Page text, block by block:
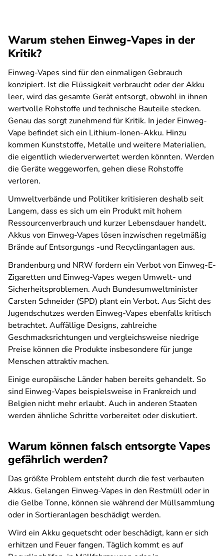
Warum stehen Einweg-Vapes in der
Kritik?
Einweg-Vapes sind für den einmaligen Gebrauch
konzipiert. Ist die Flüssigkeit verbraucht oder der Akku
leer, wird das gesamte Gerät entsorgt, obwohl in ihnen
wertvolle Rohstoffe und technische Bauteile stecken.
Genau das sorgt zunehmend für Kritik. In jeder Einweg-
Vape befindet sich ein Lithium-Ionen-Akku. Hinzu
kommen Kunststoffe, Metalle und weitere Materialien,
die eigentlich wiederverwertet werden könnten. Werden
die Geräte weggeworfen, gehen diese Rohstoffe
verloren.
Umweltverbände und Politiker kritisieren deshalb seit
Langem, dass es sich um ein Produkt mit hohem
Ressourcenverbrauch und kurzer Lebensdauer handelt.
Akkus von Einweg-Vapes lösen inzwischen regelmäßig
Brände auf Entsorgungs -und Recyclinganlagen aus.
Brandenburg und NRW fordern ein Verbot von Einweg-E-
Zigaretten und Einweg-Vapes wegen Umwelt- und
Sicherheitsproblemen. Auch Bundesumweltminister
Carsten Schneider (SPD) plant ein Verbot. Aus Sicht des
Jugendschutzes werden Einweg-Vapes ebenfalls kritisch
betrachtet. Auffällige Designs, zahlreiche
Geschmacksrichtungen und vergleichsweise niedrige
Preise können die Produkte insbesondere für junge
Menschen attraktiv machen.
Einige europäische Länder haben bereits gehandelt. So
sind Einweg-Vapes beispielsweise in Frankreich und
Belgien nicht mehr erlaubt. Auch in anderen Staaten
werden ähnliche Schritte vorbereitet oder diskutiert.
Warum können falsch entsorgte Vapes
gefährlich werden?
Das größte Problem entsteht durch die fest verbauten
Akkus. Gelangen Einweg-Vapes in den Restmüll oder in
die Gelbe Tonne, können sie während der Müllsammlung
oder in Sortieranlagen beschädigt werden.
Wird ein Akku gequetscht oder beschädigt, kann er sich
erhitzen und Feuer fangen. Täglich kommt es auf